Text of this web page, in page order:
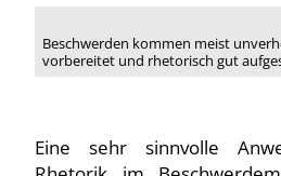
Beschwerden kommen meist
vorbereitet und rhetorisch gut
Eine sehr sinnvolle